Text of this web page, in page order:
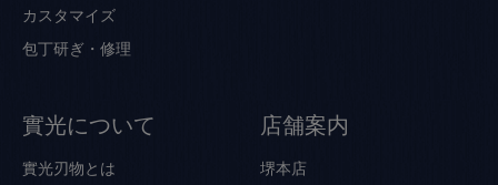
カスタマイズ
包丁研ぎ・修理
實光について
實光刃物とは
店舗案内
堺本店